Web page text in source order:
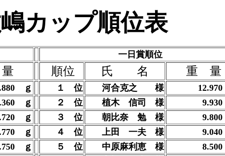
カップ順位表
一日賞順位
順位 氏 名 重 量
ｇ １ 位 河合克之 様
ｇ ２ 位 植木 信司 様
ｇ ３ 位 朝比奈 勉 様
ｇ ４ 位 上田 一夫 様
ｇ ５ 位 中原麻利恵 様